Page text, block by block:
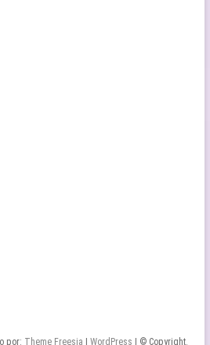
por: Theme Freesia |WordPress | © Copyright.